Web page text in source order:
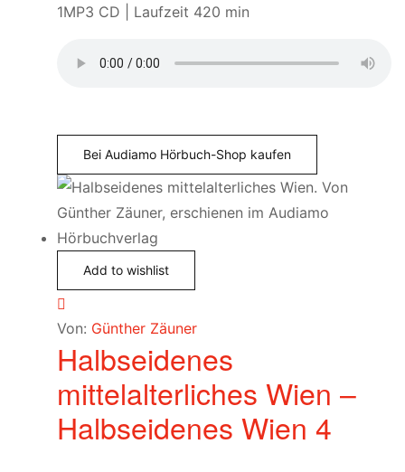
1MP3 CD | Laufzeit 420 min
Bei Audiamo Hörbuch-Shop kaufen
Add to wishlist
Von: Günther Zäuner
Halbseidenes
mittelalterliches Wien –
Halbseidenes Wien 4